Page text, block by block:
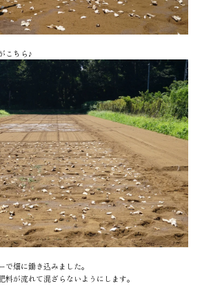
こちら♪
畑に鋤き込みました。
が流れて混ざらないようにします。